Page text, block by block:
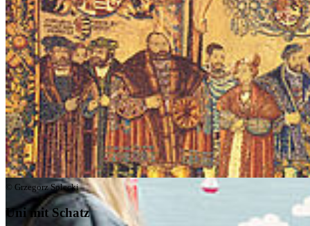
© Grzegorz Solecki
Uni mit Schatz